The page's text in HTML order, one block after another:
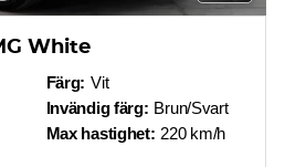
White
Färg: Vit
Invändig färg: Brun/Svart
Max hastighet: 220 km/h